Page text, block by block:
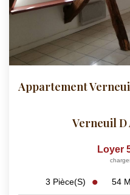
Verneuil D
Loyer
3 Pièce(s) 54